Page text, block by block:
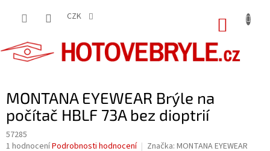
CZK
MONTANA EYEWEAR Brýle na
počítač HBLF 73A bez dioptrií
57285
Průměrné
1 hodnoceníPodrobnosti hodnocení Značka: MONTANA EYEWEAR